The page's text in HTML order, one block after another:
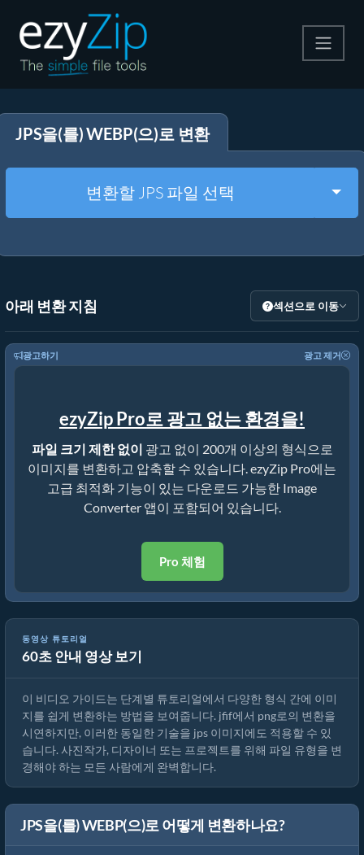
압축 해제
기타 도구
JPS을(를) WEBP(으)로 변환
변환할 JPS 파일 선택
아래 변환 지침 섹션으로 이동
광고하기 광고 제거
ezyZip Pro로 광고 없는 환경을!
파일 크기 제한 없이 광고 없이 200개 이상의 형식으로
이미지를 변환하고 압축할 수 있습니다. ezyZip Pro에는
고급 최적화 기능이 있는 다운로드 가능한 Image
Converter 앱이 포함되어 있습니다.
Pro 체험
동영상 튜토리얼
60초 안내 영상 보기
온라인에서 이미지 형식을 변환하는 방법
이 비디오 가이드는 단계별 튜토리얼에서 다양한 형식 간에 이미
지를 쉽게 변환하는 방법을 보여줍니다. jfif에서 png로의 변환을
시연하지만, 이러한 동일한 기술을 jps 이미지에도 적용할 수 있
습니다. 사진작가, 디자이너 또는 프로젝트를 위해 파일 유형을 변
경해야 하는 모든 사람에게 완벽합니다.
JPS을(를) WEBP(으)로 어떻게 변환하나요?